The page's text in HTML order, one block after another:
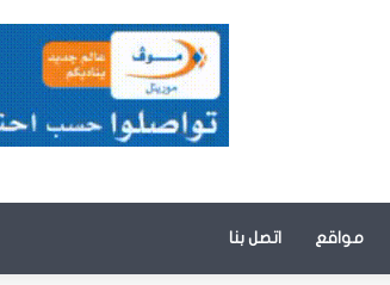
مواقع اتصل بنا